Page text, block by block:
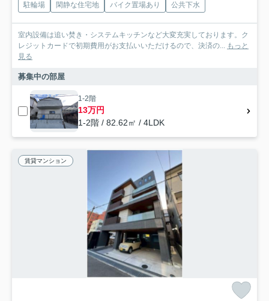
駐輪場 閑静な住宅地 バイク置場あり 公共下水
室内設備は追い焚き・システムキッチンなど大変充実しております。ク
レジットカードで初期費用がお支払いいただけるので、決済の... もっと
見る
募集中の部屋
1-2階
13万円
1-2階 / 82.62㎡ / 4LDK
賃貸マンション